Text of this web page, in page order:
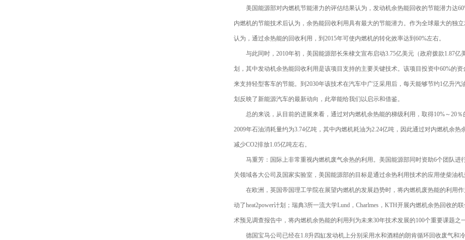
美国能源部对内燃机节能潜力的评估结果认为，发动机余热能回收的节能潜力达
内燃机的节能技术后认为，余热能回收利用具有最大的节能潜力。作为全球最大的独
认为，通过余热能的回收利用，到2015年可使内燃机的转化效率达到60%左右。
与此同时，2010年初，美国能源部长朱棣文宣布启动3.75亿美元（政府拨款1.87亿
划，其中发动机余热能回收利用是该项目支持的主要关键技术。该项目投资中60%的
来支持轻型客车的节能。到2030年该技术在汽车中广泛采用后，每天能够节约1亿升汽
划反映了新能源汽车的最新动向，此举能给我们以启示和借鉴。
总的来说，从目前的进展来看，通过对内燃机余热能的梯级利用，取得10%～20％
2009年石油消耗量约为3.74亿吨，其中内燃机耗油为2.24亿吨，因此通过对内燃机余热
减少CO2排放1.05亿吨左右。
马重芳：国际上非常重视内燃机废气余热的利用。美国能源部同时资助6个团队进
关领域各大公司及国家实验室，美国能源部的目标是通过余热利用技术的应用使柴油机
在欧洲，英国帝国理工学院在展望内燃机的发展趋势时，将内燃机废热能的利用作
动了heat2power计划；瑞典3所一流大学Lund，Charlmes，KTH开展内燃机余热回收的
术预见调查报告中，将内燃机余热能的利用列为未来30年技术发展的100个重要课题之一
德国宝马公司已经在1.8升四缸发动机上分别采用水和酒精的朗肯循环回收废气和